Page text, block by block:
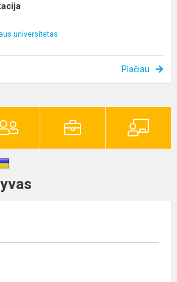
universitetas
Plačiau